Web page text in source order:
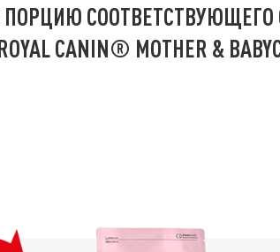
СООТВЕТСТВУЮЩЕГО
CANIN® MOTHER &